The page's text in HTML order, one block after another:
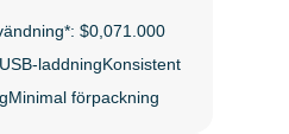
$0,071.000
laddningKonsistent
förpackning